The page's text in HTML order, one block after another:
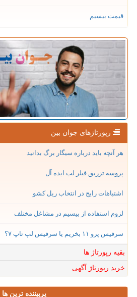
قیمت بیسیم
رپورتاژهای جوان بین
هر آنچه باید درباره سیگار برگ بدانید
پروسه تزریق فیلر لب ایده آل
اشتباهات رایج در انتخاب ریل کشو
لزوم استفاده از بیسیم در مشاغل مختلف
سرفیس پرو ۱۱ بخریم یا سرفیس لپ تاپ ۷؟
بقیه رپورتاژ ها
خرید رپورتاژ آگهی
پربیننده ترین ها